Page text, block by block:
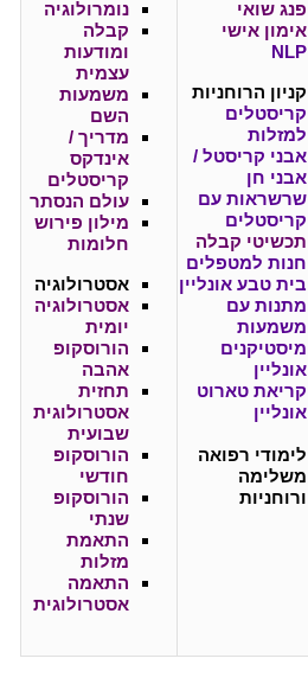
פנג שואי
אימון אישי
NLP
קניון הרוחניות
קריסטלים
למזלות
אבני קריסטל /
אבני חן
שרשראות עם
קריסטלים
תכשיטי קבלה
חנות למטפלים
בית טבע אונליין
מתנות עם
משמעות
מיסטיקנים
אונליין
קריאת טארוט
אונליין
לימודי רפואה
משלימה
ורוחניות
נומרולוגיה
קבלה
ומודעות
עצמית
משמעות
השם
מדריך /
אינדקס
קריסטלים
עולם הנסתר
מילון פירוש
חלומות
אסטרולוגיה
אסטרולוגיה
יומית
הורוסקופ
אהבה
תחזית
אסטרולוגית
שבועית
הורוסקופ
חודשי
הורוסקופ
שנתי
התאמת
מזלות
התאמה
אסטרולוגית